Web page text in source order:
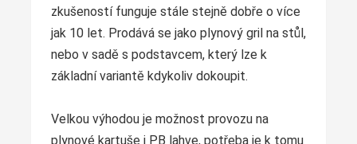
zkušeností funguje stále stejně dobře o více
jak 10 let. Prodává se jako plynový gril na stůl,
nebo v sadě s podstavcem, který lze k
základní variantě kdykoliv dokoupit.
Velkou výhodou je možnost provozu na
plynové kartuše i PB lahve, potřeba je k tomu